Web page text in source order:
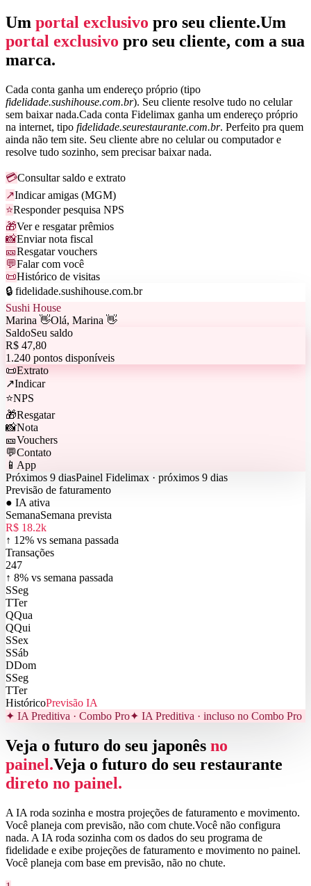
Um portal exclusivo pro seu cliente.Um
portal exclusivo pro seu cliente, com a sua
marca.
Cada conta ganha um endereço próprio (tipo
fidelidade.sushihouse.com.br). Seu cliente resolve tudo no celular
sem baixar nada.Cada conta Fidelimax ganha um endereço próprio
na internet, tipo fidelidade.seurestaurante.com.br. Perfeito pra quem
ainda não tem site. Seu cliente abre no celular ou computador e
resolve tudo sozinho, sem precisar baixar nada.
💳Consultar saldo e extrato
↗Indicar amigas (MGM)
⭐Responder pesquisa NPS
🎁Ver e resgatar prêmios
📸Enviar nota fiscal
🎫Resgatar vouchers
💬Falar com você
📜Histórico de visitas
🔒 fidelidade.sushihouse.com.br
Sushi House
Marina 👋Olá, Marina 👋
SaldoSeu saldo
R$ 47,80
1.240 pontos disponíveis
📜Extrato
↗Indicar
⭐NPS
🎁Resgatar
📸Nota
🎫Vouchers
💬Contato
📱 App
Próximos 9 diasPainel Fidelimax · próximos 9 dias
Previsão de faturamento
● IA ativa
SemanaSemana prevista
R$ 18.2k
↑ 12% vs semana passada
Transações
247
↑ 8% vs semana passada
SSeg
TTer
QQua
QQui
SSex
SSáb
DDom
SSeg
TTer
HistóricoPrevisão IA
✦ IA Preditiva · Combo Pro✦ IA Preditiva · incluso no Combo Pro
Veja o futuro do seu japonês no
painel.Veja o futuro do seu restaurante
direto no painel.
A IA roda sozinha e mostra projeções de faturamento e movimento.
Você planeja com previsão, não com chute.Você não configura
nada. A IA roda sozinha com os dados do seu programa de
fidelidade e exibe projeções de faturamento e movimento no painel.
Você planeja com base em previsão, não no chute.